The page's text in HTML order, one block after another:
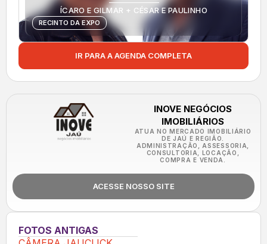
ÍCARO E GILMAR + CÉSAR E PAULINHO
RECINTO DA EXPO
IR PARA A AGENDA COMPLETA
INOVE NEGÓCIOS
IMOBILIÁRIOS
ATUA NO MERCADO IMOBILIÁRIO
DE JAÚ E REGIÃO.
ADMINISTRAÇÃO, ASSESSORIA,
CONSULTORIA, LOCAÇÃO,
COMPRA E VENDA.
ACESSE NOSSO SITE
FOTOS ANTIGAS